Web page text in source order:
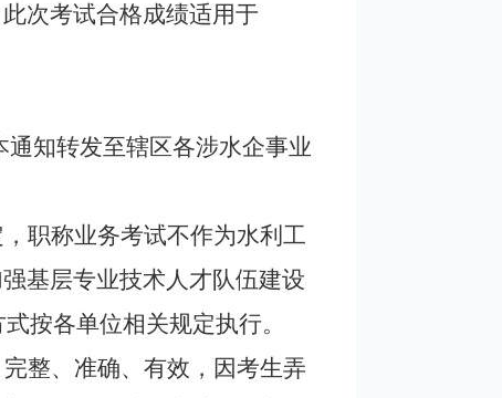
次考试合格成绩适用于
通知转发至辖区各涉水企事业
职称业务考试不作为水利工
基层专业技术人才队伍建设
按各单位相关规定执行。
整、准确、有效，因考生弄